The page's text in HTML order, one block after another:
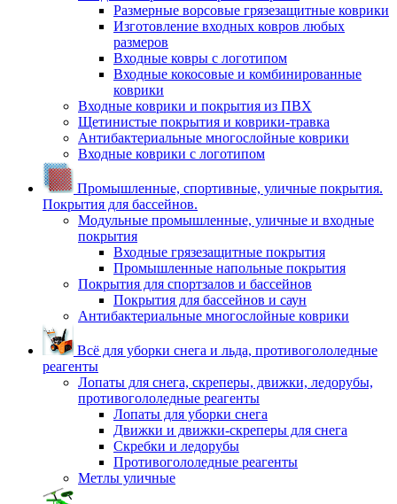
Размерные ворсовые грязезащитные коврики
Изготовление входных ковров любых
размеров
Входные ковры с логотипом
Входные кокосовые и комбинированные
коврики
Входные коврики и покрытия из ПВХ
Щетинистые покрытия и коврики-травка
Антибактериальные многослойные коврики
Входные коврики с логотипом
Промышленные, спортивные, уличные покрытия.
Покрытия для бассейнов.
Модульные промышленные, уличные и входные
покрытия
Входные грязезащитные покрытия
Промышленные напольные покрытия
Покрытия для спортзалов и бассейнов
Покрытия для бассейнов и саун
Антибактериальные многослойные коврики
Всё для уборки снега и льда, противогололедные
реагенты
Лопаты для снега, скреперы, движки, ледорубы,
противогололедные реагенты
Лопаты для уборки снега
Движки и движки-скреперы для снега
Скребки и ледорубы
Противогололедные реагенты
Метлы уличные